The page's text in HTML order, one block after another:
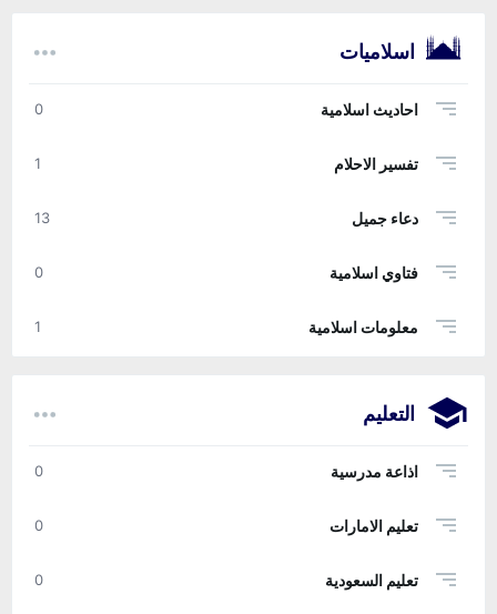
اسلاميات
احاديث اسلامية 0
تفسير الاحلام 1
دعاء جميل 13
فتاوي اسلامية 0
معلومات اسلامية 1
التعليم
اذاعة مدرسية 0
تعليم الامارات 0
تعليم السعودية 0